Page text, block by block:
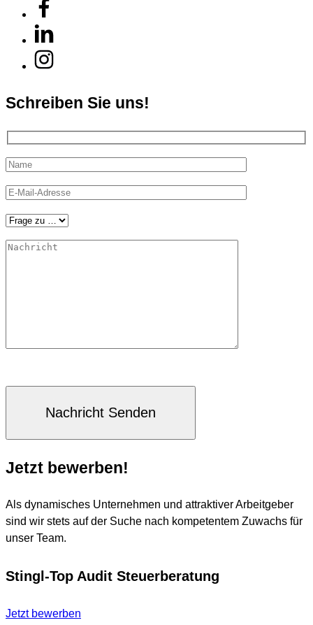
Schreiben Sie uns!
Jetzt bewerben!
Als dynamisches Unternehmen und attraktiver Arbeitgeber
sind wir stets auf der Suche nach kompetentem Zuwachs für
unser Team.
Stingl-Top Audit Steuerberatung
Jetzt bewerben